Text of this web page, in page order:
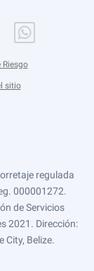
Riesgo
sitio
regulada
000001272.
de Servicios
2021. Dirección:
City, Belize.